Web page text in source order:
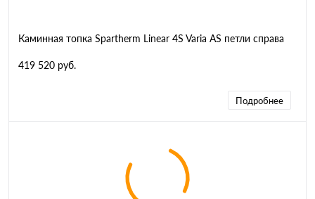
Каминная топка Spartherm Linear 4S Varia AS петли справа
419 520 руб.
Подробнее